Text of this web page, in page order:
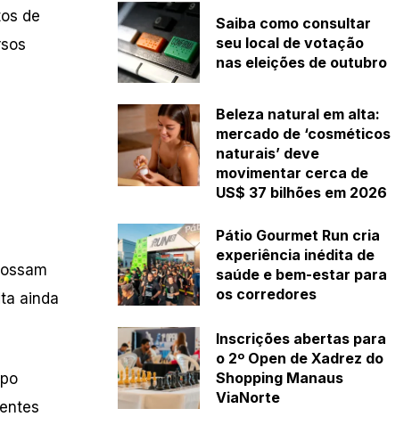
de
ainda
Saiba como consultar
seu local de votação
nas eleições de outubro
Beleza natural em alta:
mercado de ‘cosméticos
naturais’ deve
movimentar cerca de
US$ 37 bilhões em 2026
Pátio Gourmet Run cria
experiência inédita de
saúde e bem-estar para
os corredores
Inscrições abertas para
o 2º Open de Xadrez do
Shopping Manaus
ViaNorte